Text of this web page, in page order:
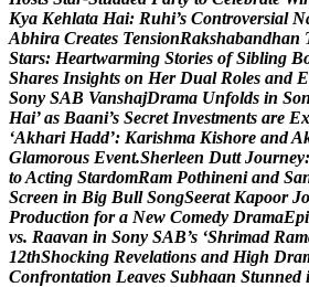
Kya Kehlata Hai: Ruhi’s Controversial N
Abhira Creates TensionRakshabandhan
Stars: Heartwarming Stories of Sibling B
Shares Insights on Her Dual Roles and E
Sony SAB VanshajDrama Unfolds in Son
Hai’ as Baani’s Secret Investments are Ex
‘Akhari Hadd’: Karishma Kishore andA
Glamorous Event.Sherleen Dutt Journey:
toActing StardomRam Pothineni and Sa
Screen in Big Bull SongSeerat Kapoor Jo
Production for a New Comedy DramaEpi
vs. Raavan in Sony SAB’s ‘Shrimad Ram
12thShocking Revelations and High Dra
Confrontation Leaves Subhaan Stunned i